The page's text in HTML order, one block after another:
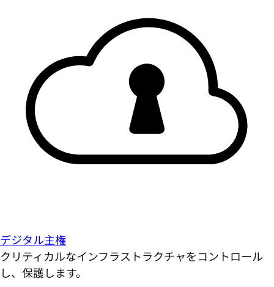
デジタル主権
クリティカルなインフラストラクチャをコントロール
し、保護します。